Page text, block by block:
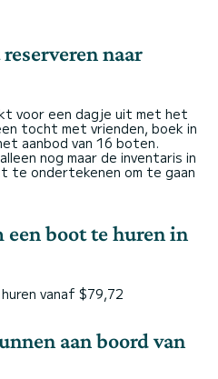
naar
voor een dagje uit met het
tocht met vrienden, boek in
aanbod van 16 boten.
nog maar de inventaris in
te ondertekenen om te gaan
een boot te huren in
vanaf $79,72
aan boord van